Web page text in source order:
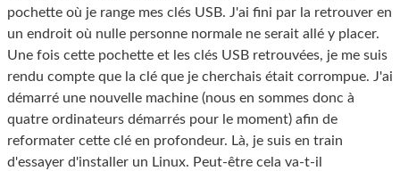
pochette où je range mes clés USB. J'ai fini par la retrouver en
un endroit où nulle personne normale ne serait allé y placer.
Une fois cette pochette et les clés USB retrouvées, je me suis
rendu compte que la clé que je cherchais était corrompue. J'ai
démarré une nouvelle machine (nous en sommes donc à
quatre ordinateurs démarrés pour le moment) afin de
reformater cette clé en profondeur. Là, je suis en train
d'essayer d'installer un Linux. Peut-être cela va-t-il